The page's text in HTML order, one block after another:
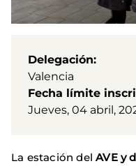
Delegación
Valencia
Fecha límite
Jueves, 04 abril,
La estación delAVE y